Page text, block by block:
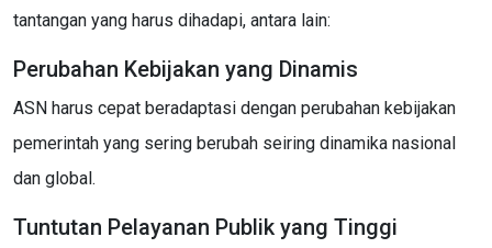
tantangan yang harus dihadapi, antara lain:
Perubahan Kebijakan yang Dinamis
ASN harus cepat beradaptasi dengan perubahan kebijakan
pemerintah yang sering berubah seiring dinamika nasional
dan global.
Tuntutan Pelayanan Publik yang Tinggi